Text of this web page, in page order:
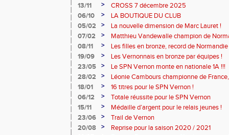
13/11 >
CROSS 7 décembre 2025
06/10
>
LA BOUTIQUE DU CLUB
05/02
>
La nouvelle dimension de Marc Lauret !
07/02
>
Matthieu Vandewalle champion de
08/11
>
Les filles en bronze, record de
19/09
>
Les Vernonnais en bronze par équipes !
23/05
>
Le SPN Vernon monte en nationale 1A !!!
28/02
>
Léonie Cambours championne de
!
18/01 >
16 titres pour le SPN Vernon !
06/12
>
Totale réussite pour le SPN Vernon
15/11
>
Médaille d’argent pour le relais jeunes !
23/06
>
Trail de Vernon
20/08
>
Reprise pour la saison 2020 / 2021